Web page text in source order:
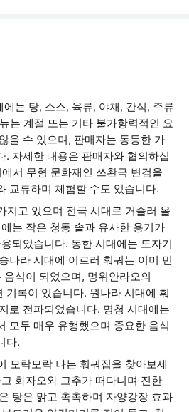
는 탕, 소스, 육류, 야채, 간식, 주류
는 계절 또는 기타 불가항력적인 요
을 수 있으며, 판매자는 동등한 가
. 자세한 내용은 판매자와 협의하십
서 무형 문화재인 쓰촨극 변검을
교류하며 체험할 수도 있습니다.
지고 있으며 전국 시대로 거슬러 올
는 작은 청동 솥과 유사한 용기가
되었습니다. 동한 시대에는 도자기
나라 시대에 이르러 훠궈는 이미 민
식이 되었으며, 멍위안라오의
기록이 있습니다. 원나라 시대에 훠
로 전파되었습니다. 명청 시대에는
모두 매우 유행했으며 중요한 음식
다.
모락모락 나는 훠궈집을 찾아보세
화자오와 고추가 떠다니며 진한
탕은 맑고 촉촉하며 자양강장 효과